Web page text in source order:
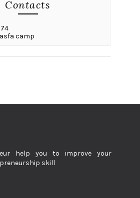
Contacts
camp
help you to improve your
skill